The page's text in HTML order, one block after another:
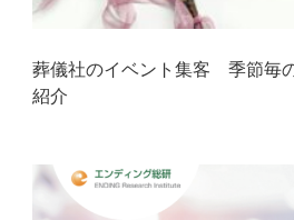
葬儀社のイベント集客 季節毎
紹介